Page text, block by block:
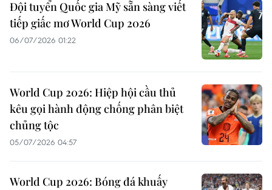
Đội tuyển Quốc gia Mỹ sẵn sàng viết
tiếp giấc mơ World Cup 2026
06/07/2026 01:22
World Cup 2026: Hiệp hội cầu thủ
kêu gọi hành động chống phân biệt
chủng tộc
05/07/2026 04:57
World Cup 2026: Bóng đá khuấy